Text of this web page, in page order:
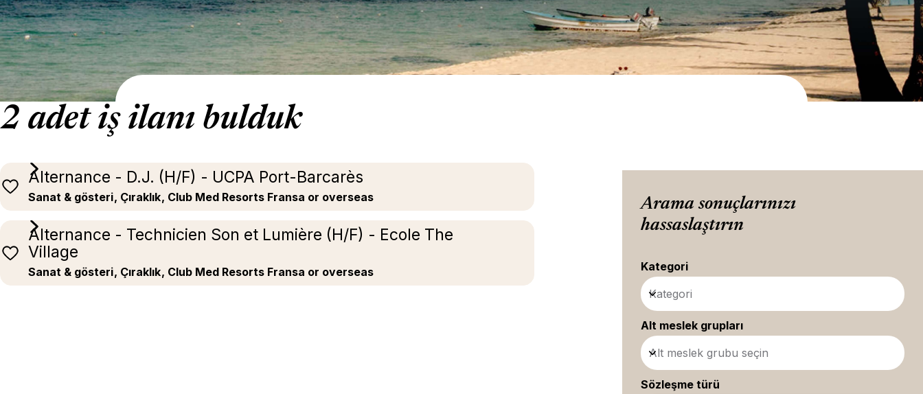
2 adet iş ilanı bulduk
Alternance - D.J. (H/F) - UCPA Port-Barcarès
Sanat & gösteri, Çıraklık, Club Med Resorts Fransa or overseas
Alternance - Technicien Son et Lumière (H/F) - Ecole The
Village
Sanat & gösteri, Çıraklık, Club Med Resorts Fransa or overseas
Arama sonuçlarınızı
hassaslaştırın
Kategori
Kategori
Alt meslek grupları
Alt meslek grubu seçin
Sözleşme türü